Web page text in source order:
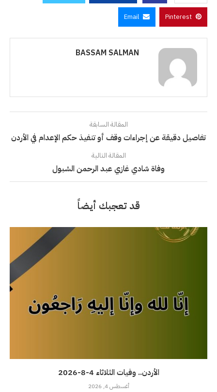
Pinterest
Email
BASSAM SALMAN
المقالة السابقة
تفاصيل دقيقة عن إجراءات وقف أو تنفيذ حكم الإعدام في الأردن
المقالة التالية
وفاة شادي غازي عبد الرحمن الشبول
قد تعجبك أيضاً
الأردن.. وفيات الثلاثاء 4-8-2026
أغسطس 4, 2026